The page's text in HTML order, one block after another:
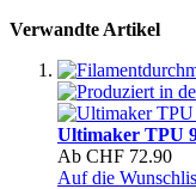
Verwandte Artikel
Ultimaker TPU
Ab CHF 72.90
Auf die